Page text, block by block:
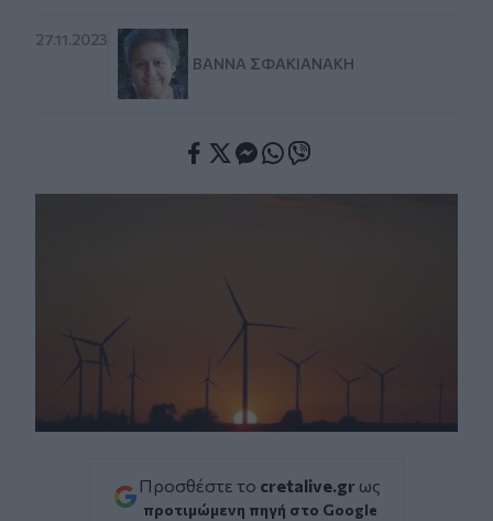
27.11.2023
ΒΆΝΝΑ ΣΦΑΚΙΑΝΆΚΗ
Προσθέστε το cretalive.gr ως
προτιμώμενη πηγή στο Google